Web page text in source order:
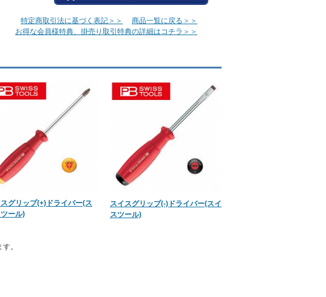
特定商取引法に基づく表記＞＞
商品一覧に戻る＞＞
お得な会員様特典、掛売り取引特典の詳細はコチラ＞＞
グリップ(+)ドライバー(ス
ール)
スイスグリップ(-)ドライバー(スイ
スツール)
。